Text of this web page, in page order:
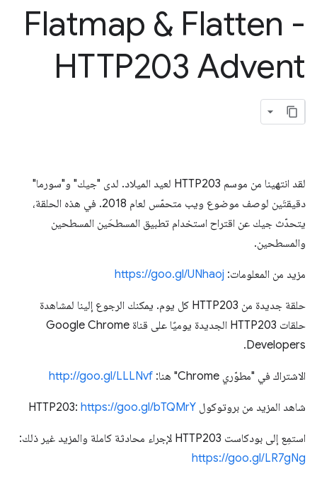
Flatmap & Flatten -
HTTP203 Advent
لقد انتهينا من موسم HTTP203 لعيد الميلاد. لدى "جيك" و"سورما"
دقيقتَين لوصف موضوع ويب متحمّس لعام 2018. في هذه الحلقة،
يتحدّث جيك عن اقتراح استخدام تطبيق المسطحَين المسطحين
والمسطحين.
مزيد من المعلومات: https://goo.gl/UNhaoj
حلقة جديدة من HTTP203 كل يوم. يمكنك الرجوع إلينا لمشاهدة
حلقات HTTP203 الجديدة يوميًا على قناة Google Chrome
Developers.
الاشتراك في "مطوّري Chrome" هنا: http://goo.gl/LLLNvf
شاهد المزيد من بروتوكول HTTP203: https://goo.gl/bTQMrY
استمِع إلى بودكاست HTTP203 لإجراء محادثة كاملة والمزيد غير ذلك:
https://goo.gl/LR7gNg